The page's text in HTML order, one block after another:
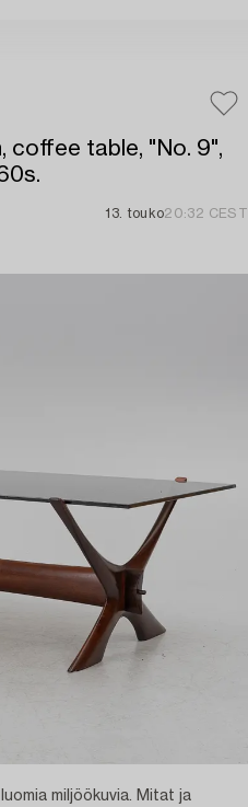
coffee table, "No. 9",
13. touko20:32 CEST
miljöökuvia. Mitat ja